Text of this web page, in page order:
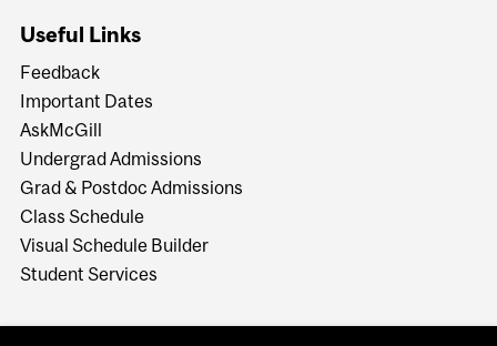
Useful Links
Feedback
Important Dates
AskMcGill
Undergrad Admissions
Grad & Postdoc Admissions
Class Schedule
Visual Schedule Builder
Student Services